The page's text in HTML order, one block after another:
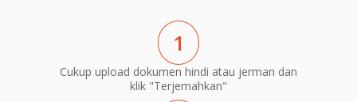
1
Cukup upload dokumen hindi atau jerman dan
klik "Terjemahkan"